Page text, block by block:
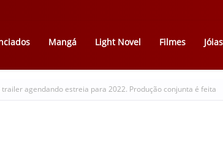
Mangá Light Novel Filmes
agendando estreia para 2022. Produção conjunta é feita